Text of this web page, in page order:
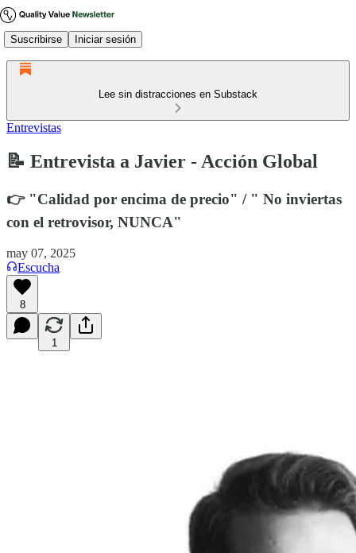
Suscribirse Iniciar sesión
Lee sin distracciones en Substack
Entrevistas
📝 Entrevista a Javier - Acción Global
👉 "Calidad por encima de precio" / " No inviertas
con el retrovisor, NUNCA"
may 07, 2025
Escucha
8
1